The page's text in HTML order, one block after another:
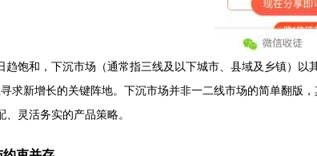
趋饱和，下沉市场（通常指三线及以下城市、县域及乡镇）
求新增长的关键阵地。下沉市场并非一二线市场的简单翻
灵活务实的产品策略。